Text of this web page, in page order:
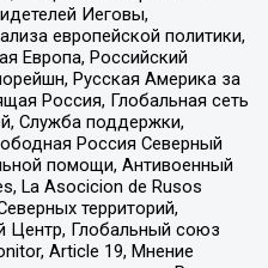
Иеговы,
европейской политики,
Европа, Российский
Русская Америка за
Россия, Глобальная сеть
Служба поддержки,
Россия Северный
помощи, Антивоенный
La Asocicion de Rusos
территорий,
Центр, Глобальный союз
Article 19, Мнение